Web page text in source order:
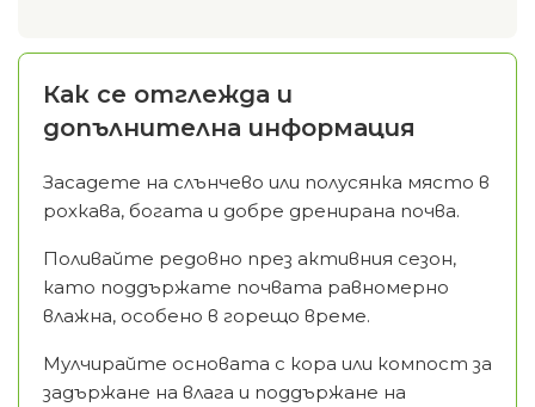
Как се отглежда и
допълнителна информация
Засадете на слънчево или полусянка място в
рохкава, богата и добре дренирана почва.
Поливайте редовно през активния сезон,
като поддържате почвата равномерно
влажна, особено в горещо време.
Мулчирайте основата с кора или компост за
задържане на влага и поддържане на